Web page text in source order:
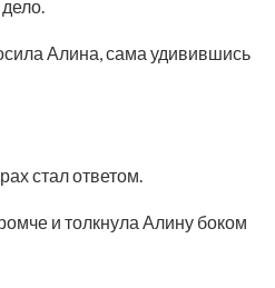
Алина, сама удивившись
стал ответом.
и толкнула Алину боком